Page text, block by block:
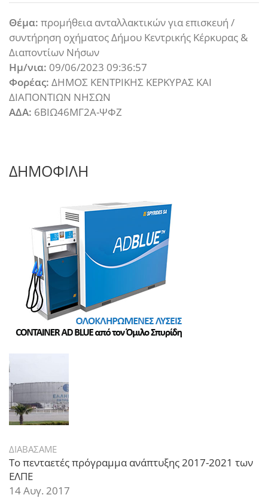
Θέμα: προμήθεια ανταλλακτικών για επισκευή /
συντήρηση οχήματος Δήμου Κεντρικής Κέρκυρας &
Διαποντίων Νήσων
Ημ/νια: 09/06/2023 09:36:57
Φορέας: ΔΗΜΟΣ ΚΕΝΤΡΙΚΗΣ ΚΕΡΚΥΡΑΣ ΚΑΙ
ΔΙΑΠΟΝΤΙΩΝ ΝΗΣΩΝ
ΑΔΑ: 6ΒΙΩ46ΜΓ2Α-ΨΦΖ
ΔΗΜΟΦΙΛΗ
ΔΙΑΒΑΣΑΜΕ
Το πενταετές πρόγραμμα ανάπτυξης 2017-2021 των
ΕΛΠΕ
14 Αυγ. 2017